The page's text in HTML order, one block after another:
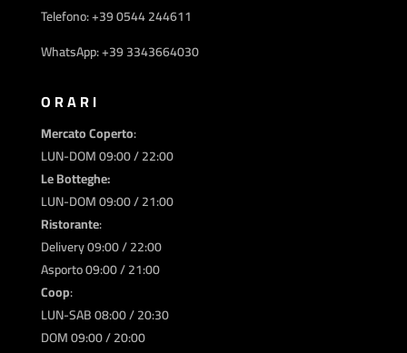
Telefono: +39 0544 244611
WhatsApp: +39 3343664030
ORARI
Mercato Coperto:
LUN-DOM 09:00 / 22:00
Le Botteghe:
LUN-DOM 09:00 / 21:00
Ristorante:
Delivery 09:00 / 22:00
Asporto 09:00 / 21:00
Coop:
LUN-SAB 08:00 / 20:30
DOM 09:00 / 20:00